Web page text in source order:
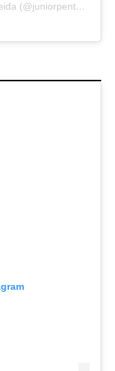
Um post compartilhado por Clovis Almeida (@juniorpentecoste01)